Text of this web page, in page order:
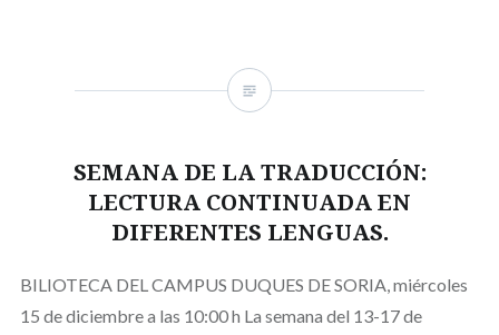
SEMANA DE LA TRADUCCIÓN:
LECTURA CONTINUADA EN
DIFERENTES LENGUAS.
BILIOTECA DEL CAMPUS DUQUES DE SORIA, miércoles
15 de diciembre a las 10:00 h La semana del 13-17 de